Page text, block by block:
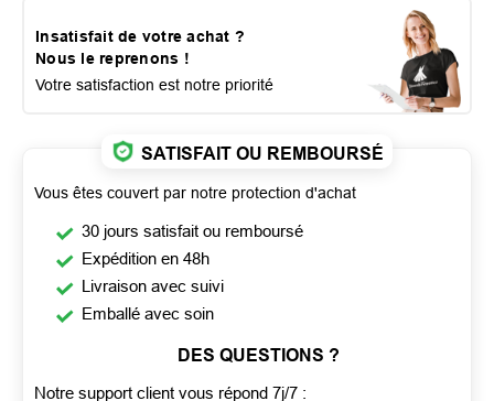
Insatisfait de votre achat ?
Nous le reprenons !
Votre satisfaction est notre priorité
SATISFAIT OU REMBOURSÉ
Vous êtes couvert par notre protection d'achat
30 jours satisfait ou remboursé
Expédition en 48h
Livraison avec suivi
Emballé avec soin
DES QUESTIONS ?
Notre support client vous répond 7j/7 :